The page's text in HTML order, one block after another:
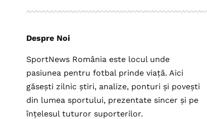
Despre Noi
SportNews România este locul unde
pasiunea pentru fotbal prinde viață. Aici
găsești zilnic știri, analize, ponturi și povești
din lumea sportului, prezentate sincer și pe
înțelesul tuturor suporterilor.